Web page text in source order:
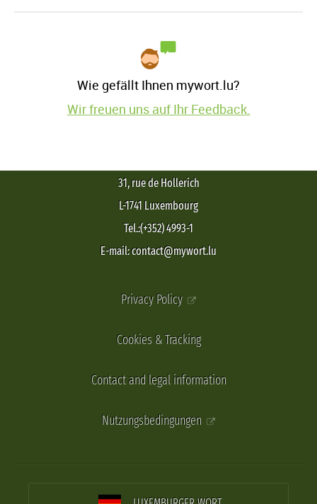
Wie gefällt Ihnen mywort.lu?
Wir freuen uns auf Ihr Feedback.
31, rue de Hollerich
L-1741 Luxembourg
Tel.:(+352) 4993-1
E-mail: contact@mywort.lu
Privacy Policy
Cookies & Tracking
Contact and legal information
Nutzungsbedingungen